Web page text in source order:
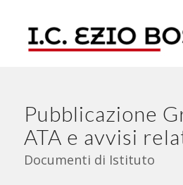
Pubblicazione
ATA e avvisi
Documenti di Istituto